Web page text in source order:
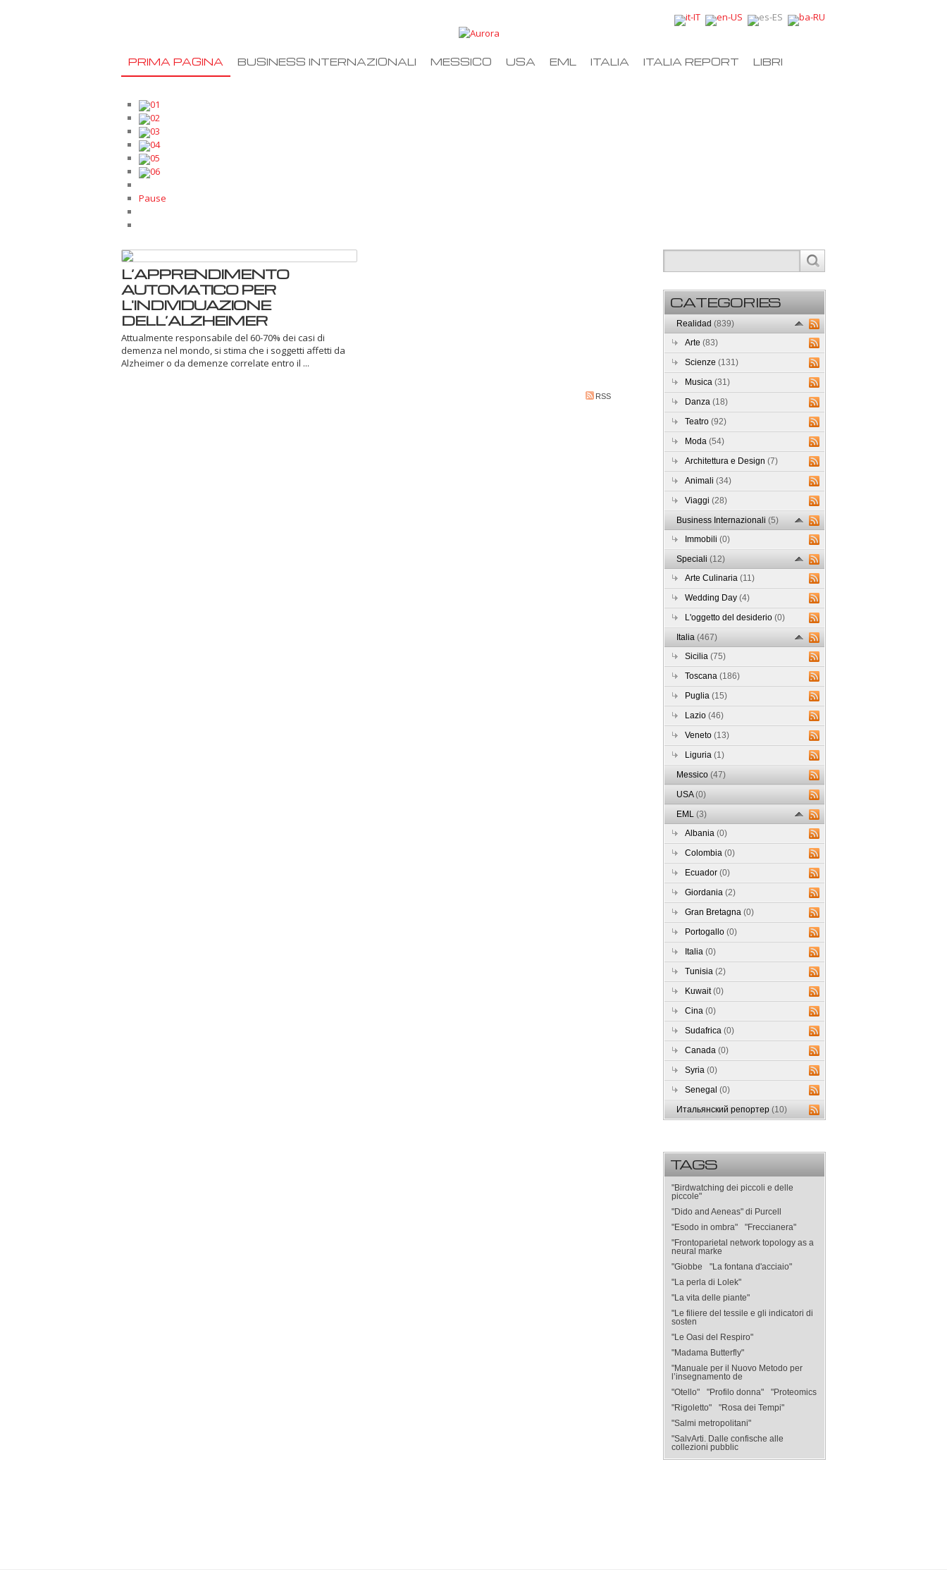
PRIMA PAGINA BUSINESS INTERNAZIONALI MESSICO USA EML ITALIA ITALIA REPORT LIBRI
01
02
03
04
05
06
Pause
L’APPRENDIMENTO
AUTOMATICO PER
L'INDIVIDUAZIONE
DELL’ALZHEIMER
Attualmente responsabile del 60-70% dei casi di
demenza nel mondo, si stima che i soggetti affetti da
Alzheimer o da demenze correlate entro il ...
RSS
CATEGORIES
Realidad(839)
Arte(83)
Scienze(131)
Musica(31)
Danza(18)
Teatro(92)
Moda(54)
Architettura e Design(7)
Animali(34)
Viaggi(28)
Business Internazionali(5)
Immobili(0)
Speciali(12)
Arte Culinaria(11)
Wedding Day(4)
L'oggetto del desiderio(0)
Italia(467)
Sicilia(75)
Toscana(186)
Puglia(15)
Lazio(46)
Veneto(13)
Liguria(1)
Messico(47)
USA(0)
EML(3)
Albania(0)
Colombia(0)
Ecuador(0)
Giordania(2)
Gran Bretagna(0)
Portogallo(0)
Italia(0)
Tunisia(2)
Kuwait(0)
Cina(0)
Sudafrica(0)
Canada(0)
Syria(0)
Senegal(0)
Итальянский репортер(10)
TAGS
"Birdwatching dei piccoli e delle
piccole"
"Dido and Aeneas" di Purcell
"Esodo in ombra"
"Freccianera"
"Frontoparietal network topology as a
neural marke
"Giobbe
"La fontana d'acciaio"
"La perla di Lolek"
"La vita delle piante"
"Le filiere del tessile e gli indicatori di
sosten
"Le Oasi del Respiro"
"Madama Butterfly"
"Manuale per il Nuovo Metodo per
l’insegnamento de
"Otello"
"Profilo donna"
"Proteomics
"Rigoletto"
"Rosa dei Tempi"
"Salmi metropolitani"
"SalvArti. Dalle confische alle
collezioni pubblic